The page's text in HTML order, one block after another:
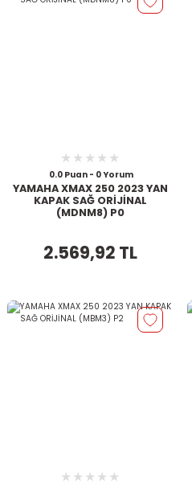
0.0 Puan - 0 Yorum
YAMAHA XMAX 250 2023 YAN
KAPAK SAĞ ORİJİNAL
(MDNM8) P0
2.569,92 TL